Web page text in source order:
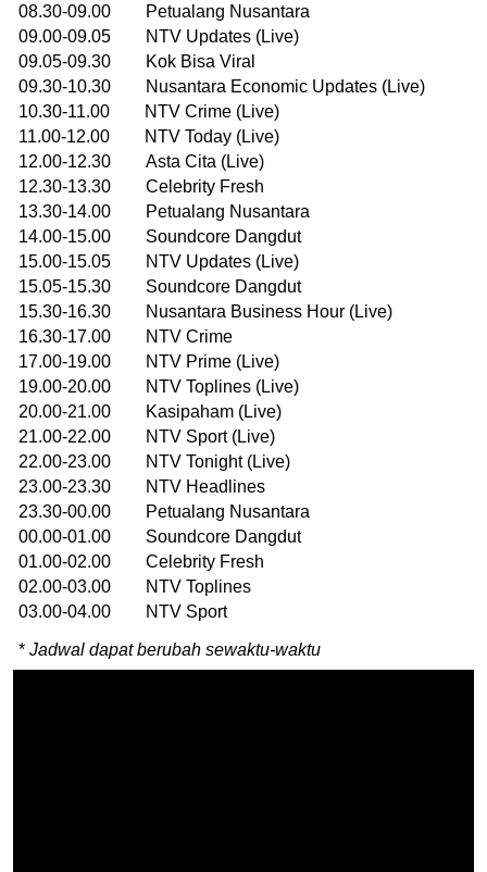
08.30-09.00 Petualang Nusantara
09.00-09.05 NTV Updates (Live)
09.05-09.30 Kok Bisa Viral
09.30-10.30 Nusantara Economic Updates (Live)
10.30-11.00 NTV Crime (Live)
11.00-12.00 NTV Today (Live)
12.00-12.30 Asta Cita (Live)
12.30-13.30 Celebrity Fresh
13.30-14.00 Petualang Nusantara
14.00-15.00 Soundcore Dangdut
15.00-15.05 NTV Updates (Live)
15.05-15.30 Soundcore Dangdut
15.30-16.30 Nusantara Business Hour (Live)
16.30-17.00 NTV Crime
17.00-19.00 NTV Prime (Live)
19.00-20.00 NTV Toplines (Live)
20.00-21.00 Kasipaham (Live)
21.00-22.00 NTV Sport (Live)
22.00-23.00 NTV Tonight (Live)
23.00-23.30 NTV Headlines
23.30-00.00 Petualang Nusantara
00.00-01.00 Soundcore Dangdut
01.00-02.00 Celebrity Fresh
02.00-03.00 NTV Toplines
03.00-04.00 NTV Sport
* Jadwal dapat berubah sewaktu-waktu